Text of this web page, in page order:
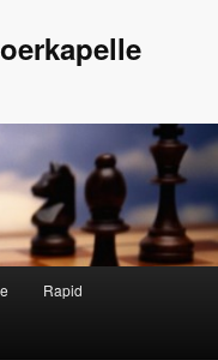
Rapid